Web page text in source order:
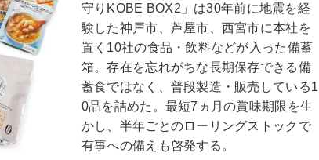
守りKOBE BOX2」は30年前に地震を経
験した神戸市、芦屋市、西宮市に本社を
置く10社の食品・飲料などが入った備蓄
箱。存在を忘れがちな長期保存できる備
蓄食ではなく、普段製造・販売している1
0品を詰めた。最短7ヵ月の賞味期限を生
かし、半年ごとのローリングストックで
有事への備えも啓発する。